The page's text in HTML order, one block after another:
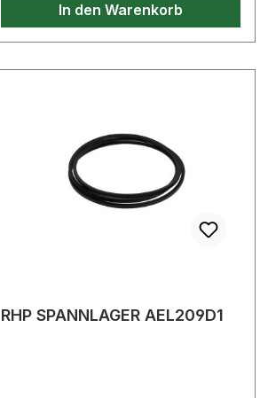
In den Warenkorb
RHP SPANNLAGER AEL209D1